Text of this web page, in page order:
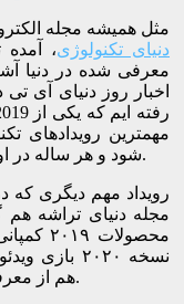
مثل همیشه مجله
دنیای تکنولوژی، آمده
معرفی شده در دنیا
اخبار روز دنیای آی
مهمترین رویدادهای
شود و هر ساله در اوایل پاییز در کشور امارات برگزار می شود.
رویداد مهم دیگری که
مجله دنیای تراشه
محصولات ۲۰۱۹ کمپانی
نسخه ۲۰۲۰
هم از معرفی این بازی در این شماره ارائه شده است.